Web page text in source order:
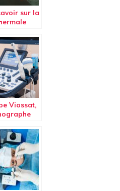
sur la
Viossat,